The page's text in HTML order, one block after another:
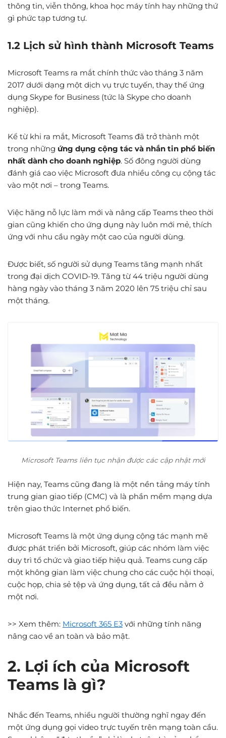
thông tin, viễn thông, khoa học máy tính hay những thứ
gì phức tạp tương tự.
1.2 Lịch sử hình thành Microsoft Teams
Microsoft Teams ra mắt chính thức vào tháng 3 năm
2017 dưới dạng một dịch vụ trực tuyến, thay thế ứng
dụng Skype for Business (tức là Skype cho doanh
nghiệp).
Kể từ khi ra mắt, Microsoft Teams đã trở thành một
trong những ứng dụng cộng tác và nhắn tin phổ biến
nhất dành cho doanh nghiệp. Số đông người dùng
đánh giá cao việc Microsoft đưa nhiều công cụ cộng tác
vào một nơi – trong Teams.
Việc hãng nỗ lực làm mới và nâng cấp Teams theo thời
gian cũng khiến cho ứng dụng này luôn mới mẻ, thích
ứng với nhu cầu ngày một cao của người dùng.
Được biết, số người sử dụng Teams tăng mạnh nhất
trong đại dịch COVID-19. Tăng từ 44 triệu người dùng
hàng ngày vào tháng 3 năm 2020 lên 75 triệu chỉ sau
một tháng.
Microsoft Teams liên tục nhận được các cập nhật mới
Hiện nay, Teams cũng đang là một nền tảng máy tính
trung gian giao tiếp (CMC) và là phần mềm mạng dựa
trên giao thức Internet phổ biến.
Microsoft Teams là một ứng dụng cộng tác mạnh mẽ
được phát triển bởi Microsoft, giúp các nhóm làm việc
duy trì tổ chức và giao tiếp hiệu quả. Teams cung cấp
một không gian làm việc chung cho các cuộc hội thoại,
cuộc họp, chia sẻ tệp và ứng dụng, tất cả đều nằm ở
một nơi.
>> Xem thêm: Microsoft 365 E3 với những tính năng
nâng cao về an toàn và bảo mật.
2. Lợi ích của Microsoft
Teams là gì?
Nhắc đến Teams, nhiều người thường nghĩ ngay đến
một ứng dụng gọi video trực tuyến trên mạng toàn cầu.